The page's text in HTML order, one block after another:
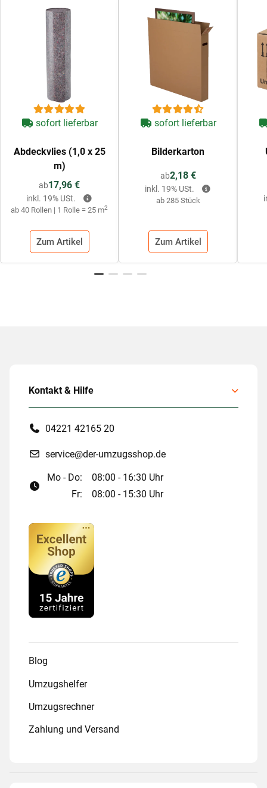
sofort lieferbar
Abdeckvlies (1,0 x 25
m)
ab17,96 €
ab 40 Rollen | 1 Rolle = 25 m2
inkl. 19% USt.
Zum Artikel
sofort lieferbar
Bilderkarton
ab2,18 €
ab 285 Stück
inkl. 19% USt.
Zum Artikel
Kontakt & Hilfe
04221 42165 20
service@der-umzugsshop.de
Mo - Do:
08:00 - 16:30 Uhr
Fr:
08:00 - 15:30 Uhr
Blog
Umzugshelfer
Umzugsrechner
Zahlung und Versand